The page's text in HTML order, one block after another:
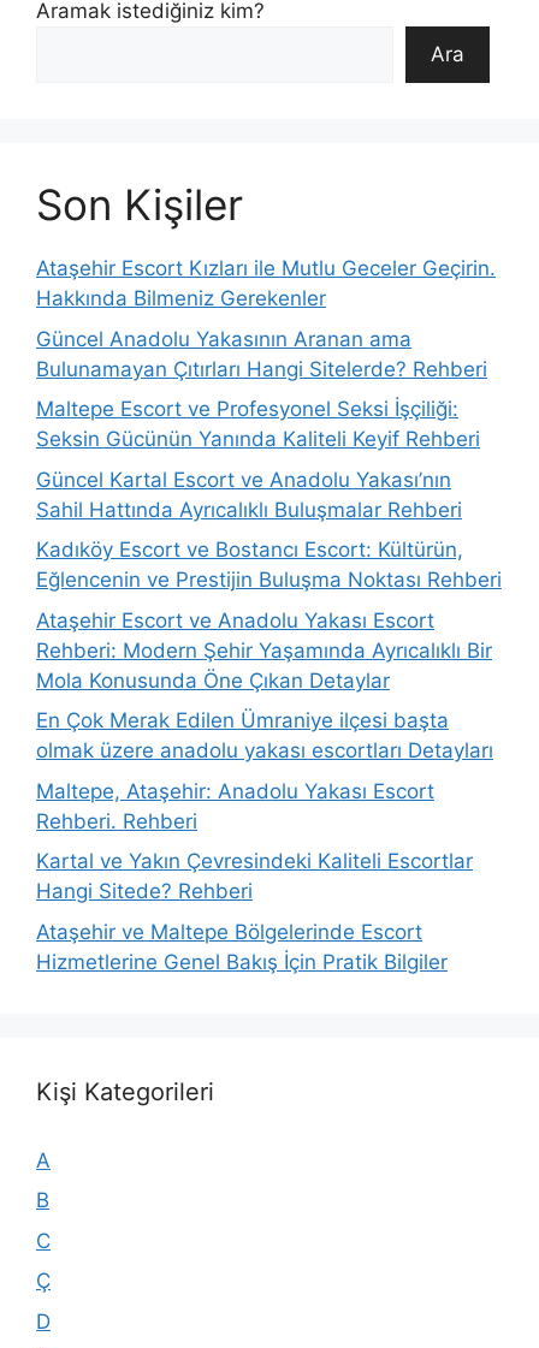
Aramak istediğiniz kim?
Ara
Son Kişiler
Ataşehir Escort Kızları ile Mutlu Geceler Geçirin.
Hakkında Bilmeniz Gerekenler
Güncel Anadolu Yakasının Aranan ama
Bulunamayan Çıtırları Hangi Sitelerde? Rehberi
Maltepe Escort ve Profesyonel Seksi İşçiliği:
Seksin Gücünün Yanında Kaliteli Keyif Rehberi
Güncel Kartal Escort ve Anadolu Yakası’nın
Sahil Hattında Ayrıcalıklı Buluşmalar Rehberi
Kadıköy Escort ve Bostancı Escort: Kültürün,
Eğlencenin ve Prestijin Buluşma Noktası Rehberi
Ataşehir Escort ve Anadolu Yakası Escort
Rehberi: Modern Şehir Yaşamında Ayrıcalıklı Bir
Mola Konusunda Öne Çıkan Detaylar
En Çok Merak Edilen Ümraniye ilçesi başta
olmak üzere anadolu yakası escortları Detayları
Maltepe, Ataşehir: Anadolu Yakası Escort
Rehberi. Rehberi
Kartal ve Yakın Çevresindeki Kaliteli Escortlar
Hangi Sitede? Rehberi
Ataşehir ve Maltepe Bölgelerinde Escort
Hizmetlerine Genel Bakış İçin Pratik Bilgiler
Kişi Kategorileri
A
B
C
Ç
D